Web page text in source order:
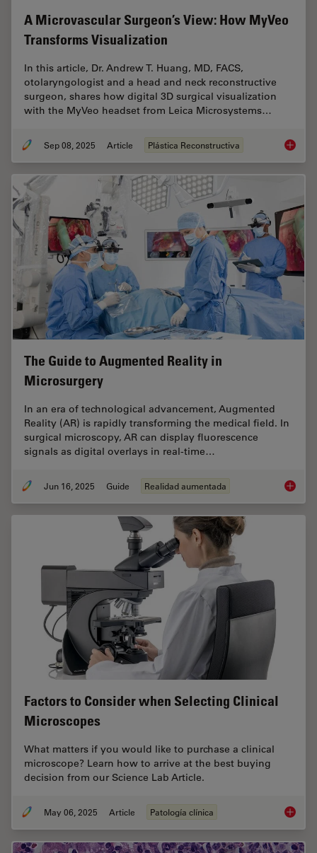
A Microvascular Surgeon’s View: How MyVeo
Transforms Visualization
In this article, Dr. Andrew T. Huang, MD, FACS,
otolaryngologist and a head and neck reconstructive
surgeon, shares how digital 3D surgical visualization
with the MyVeo headset from Leica Microsystems…
Sep 08, 2025 Article Plástica Reconstructiva A
The Guide to Augmented Reality in
Microsurgery
In an era of technological advancement, Augmented
Reality (AR) is rapidly transforming the medical field. In
surgical microscopy, AR can display fluorescence
signals as digital overlays in real-time…
Jun 16, 2025 Guide Realidad aumentada The
Factors to Consider when Selecting Clinical
Microscopes
What matters if you would like to purchase a clinical
microscope? Learn how to arrive at the best buying
decision from our Science Lab Article.
May 06, 2025 Article Patología clínica Factors